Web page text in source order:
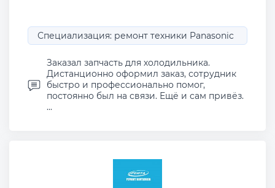
Специализация: ремонт техники Panasonic
Заказал запчасть для холодильника.
Дистанционно оформил заказ, сотрудник
быстро и профессионально помог,
постоянно был на связи. Ещё и сам привёз.
...